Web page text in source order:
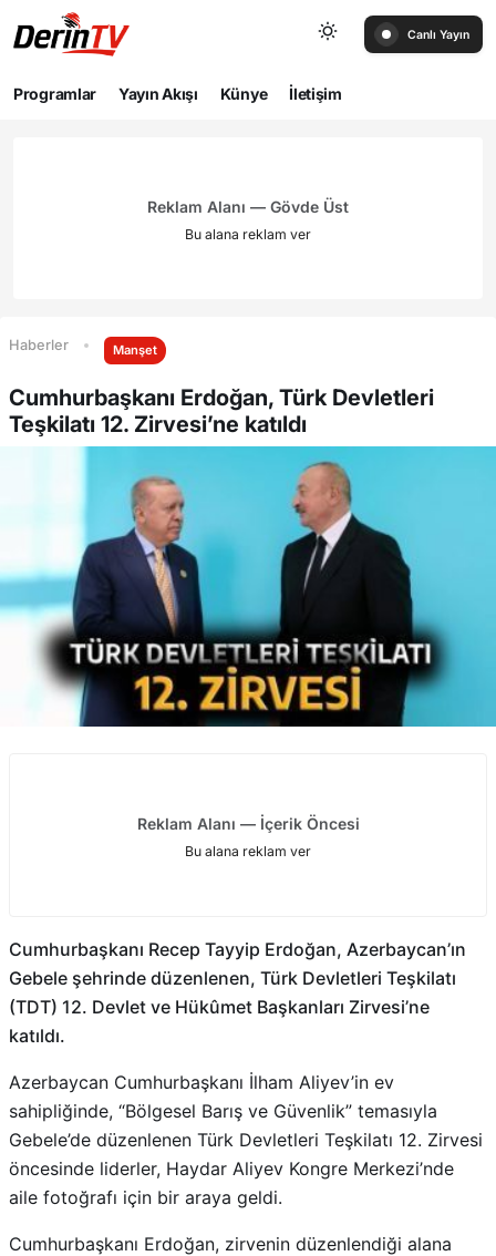
Canlı Yayın
Programlar Yayın Akışı Künye İletişim
Reklam Alanı — Gövde Üst
Bu alana reklam ver
Haberler Manşet
Cumhurbaşkanı Erdoğan, Türk Devletleri
Teşkilatı 12. Zirvesi’ne katıldı
Reklam Alanı — İçerik Öncesi
Bu alana reklam ver
Cumhurbaşkanı Recep Tayyip Erdoğan, Azerbaycan’ın
Gebele şehrinde düzenlenen, Türk Devletleri Teşkilatı
(TDT) 12. Devlet ve Hükûmet Başkanları Zirvesi’ne
katıldı.
Azerbaycan Cumhurbaşkanı İlham Aliyev’in ev
sahipliğinde, “Bölgesel Barış ve Güvenlik” temasıyla
Gebele’de düzenlenen Türk Devletleri Teşkilatı 12. Zirvesi
öncesinde liderler, Haydar Aliyev Kongre Merkezi’nde
aile fotoğrafı için bir araya geldi.
Cumhurbaşkanı Erdoğan, zirvenin düzenlendiği alana